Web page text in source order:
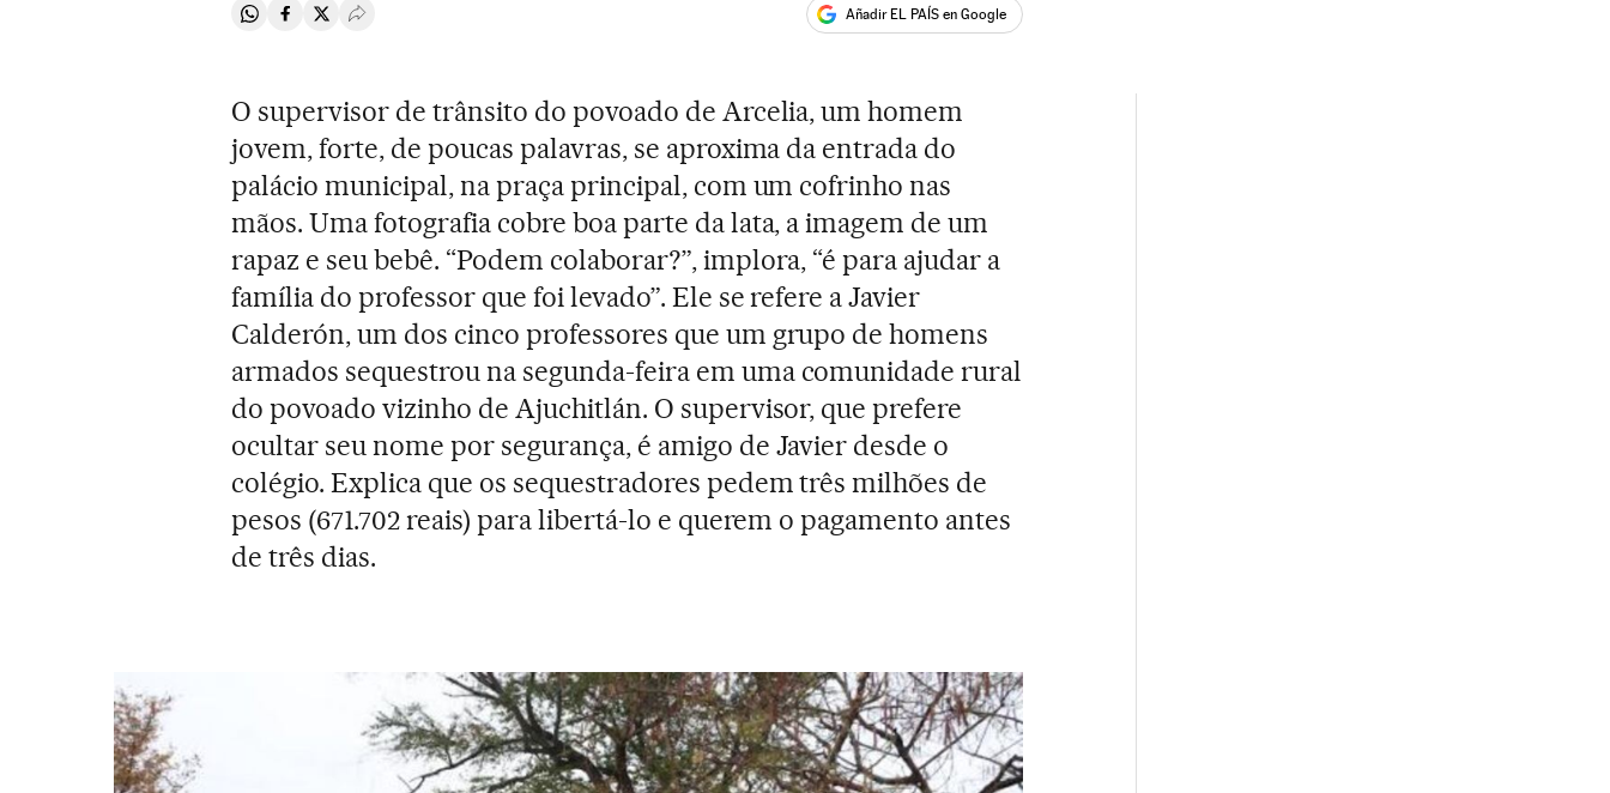
Compartir en Whatsapp
Compartir en Facebook
Compartir en Twitter
Desplegar Redes Sociales Añadir EL PAÍS en Google
O supervisor de trânsito do povoado de Arcelia, um homem
jovem, forte, de poucas palavras, se aproxima da entrada do
palácio municipal, na praça principal, com um cofrinho nas
mãos. Uma fotografia cobre boa parte da lata, a imagem de um
rapaz e seu bebê. “Podem colaborar?”, implora, “é para ajudar a
família do professor que foi levado”. Ele se refere a Javier
Calderón, um dos cinco professores que um grupo de homens
armados sequestrou na segunda-feira em uma comunidade rural
do povoado vizinho de Ajuchitlán. O supervisor, que prefere
ocultar seu nome por segurança, é amigo de Javier desde o
colégio. Explica que os sequestradores pedem três milhões de
pesos (671.702 reais) para libertá-lo e querem o pagamento antes
de três dias.